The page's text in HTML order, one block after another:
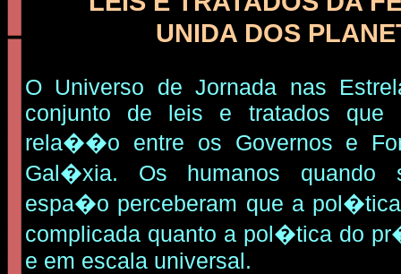
UNIDA DOS
O Universo de Jornada nas
conjunto de leis e tratados que
rela��o entre os Governos e
Gal�xia. Os humanos quando
espa�o perceberam que a
complicada quanto a pol�tica do
e em escala universal.